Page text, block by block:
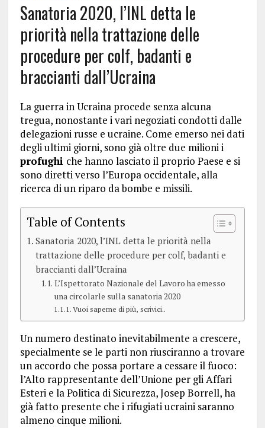
Sanatoria 2020, l’INL detta le
priorità nella trattazione delle
procedure per colf, badanti e
braccianti dall’Ucraina
La guerra in Ucraina procede senza alcuna
tregua, nonostante i vari negoziati condotti dalle
delegazioni russe e ucraine. Come emerso nei dati
degli ultimi giorni, sono già oltre due milioni i
profughi che hanno lasciato il proprio Paese e si
sono diretti verso l’Europa occidentale, alla
ricerca di un riparo da bombe e missili.
Table of Contents
Sanatoria 2020, l’INL detta le priorità nella
trattazione delle procedure per colf, badanti e
braccianti dall’Ucraina
L’Ispettorato Nazionale del Lavoro ha emesso
una circolarle sulla sanatoria 2020
Vuoi saperne di più, scrivici..
Un numero destinato inevitabilmente a crescere,
specialmente se le parti non riusciranno a trovare
un accordo che possa portare a cessare il fuoco:
l’Alto rappresentante dell’Unione per gli Affari
Esteri e la Politica di Sicurezza, Josep Borrell, ha
già fatto presente che i rifugiati ucraini saranno
almeno cinque milioni.